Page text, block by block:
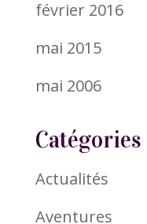
février 2016
mai 2015
mai 2006
Catégories
Actualités
Aventures